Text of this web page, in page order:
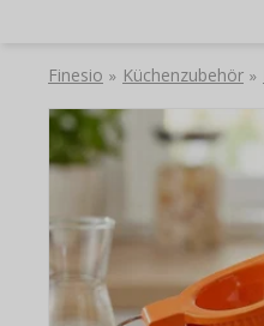
Finesio » Küchenzubehör »